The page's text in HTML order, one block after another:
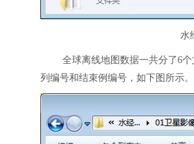
水
全球离线地图数据一共分了6
列编号和结束例编号，如下图所示。